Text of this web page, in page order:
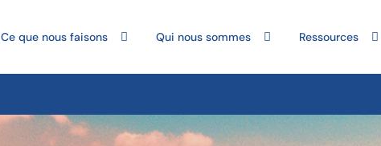
Ce que nous faisons Qui nous sommes Ressources